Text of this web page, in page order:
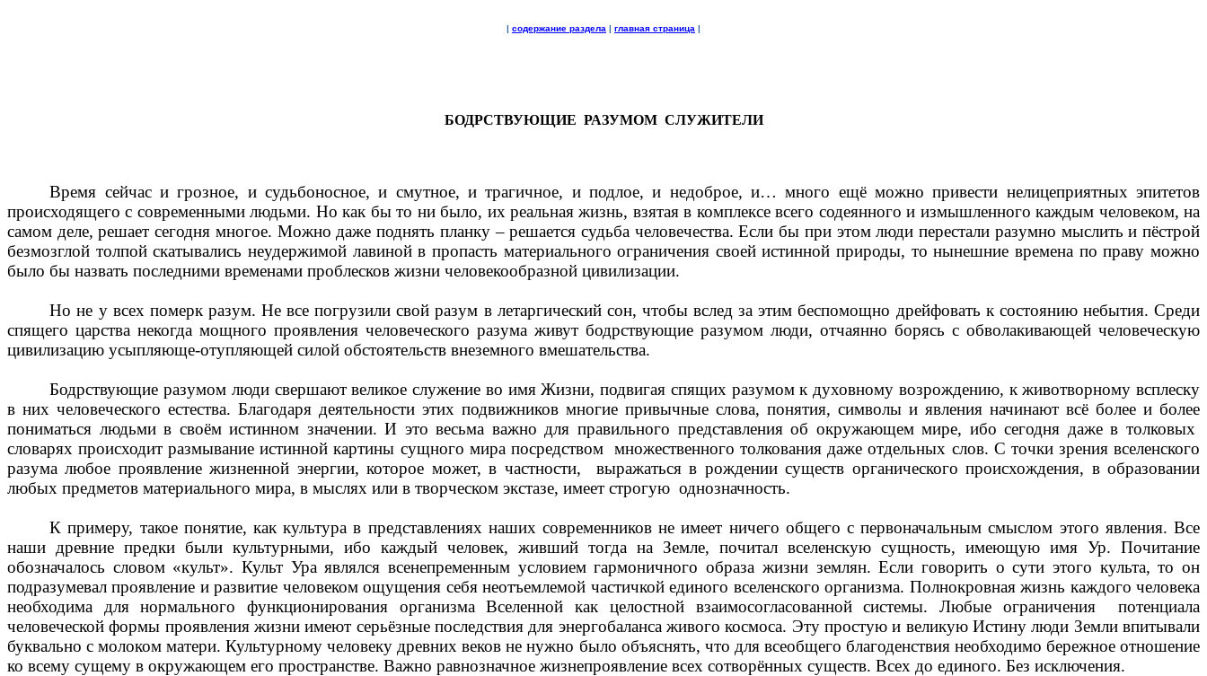
| содержание раздела | главная страница |
БОДРСТВУЮЩИЕ РАЗУМОМ СЛУЖИТЕЛИ
Время сейчас и грозное, и судьбоносное, и смутное, и трагичное, и подлое, и недоброе, и… много ещё можно привести нелицеприятных эпитетов
происходящего с современными людьми. Но как бы то ни было, их реальная жизнь, взятая в комплексе всего содеянного и измышленного каждым человеком, на
самом деле, решает сегодня многое. Можно даже поднять планку – решается судьба человечества. Если бы при этом люди перестали разумно мыслить и пёстрой
безмозглой толпой скатывались неудержимой лавиной в пропасть материального ограничения своей истинной природы, то нынешние времена по праву можно
было бы назвать последними временами проблесков жизни человекообразной цивилизации.
Но не у всех померк разум. Не все погрузили свой разум в летаргический сон, чтобы вслед за этим беспомощно дрейфовать к состоянию небытия. Среди
спящего царства некогда мощного проявления человеческого разума живут бодрствующие разумом люди, отчаянно борясь с обволакивающей человеческую
цивилизацию усыпляюще-отупляющей силой обстоятельств внеземного вмешательства.
Бодрствующие разумом люди свершают великое служение во имя Жизни, подвигая спящих разумом к духовному возрождению, к животворному всплеску
в них человеческого естества. Благодаря деятельности этих подвижников многие привычные слова, понятия, символы и явления начинают всё более и более
пониматься людьми в своём истинном значении. И это весьма важно для правильного представления об окружающем мире, ибо сегодня даже в толковых
словарях происходит размывание истинной картины сущного мира посредством множественного толкования даже отдельных слов. С точки зрения вселенского
разума любое проявление жизненной энергии, которое может, в частности,
выражаться в рождении существ органического происхождения, в образовании
любых предметов материального мира, в мыслях или в творческом экстазе, имеет строгую однозначность.
К примеру, такое понятие, как культура в представлениях наших современников не имеет ничего общего с первоначальным смыслом этого явления. Все
наши древние предки были культурными, ибо каждый человек, живший тогда на Земле, почитал вселенскую сущность, имеющую имя Ур. Почитание
обозначалось словом «культ». Культ Ура являлся всенепременным условием гармоничного образа жизни землян. Если говорить о сути этого культа, то он
подразумевал проявление и развитие человеком ощущения себя неотъемлемой частичкой единого вселенского организма. Полнокровная жизнь каждого человека
необходима для нормального функционирования организма Вселенной как целостной взаимосогласованной системы. Любые ограничения
потенциала
человеческой формы проявления жизни имеют серьёзные последствия для энергобаланса живого космоса. Эту простую и великую Истину люди Земли впитывали
буквально с молоком матери. Культурному человеку древних веков не нужно было объяснять, что для всеобщего благоденствия необходимо бережное отношение
ко всему сущему в окружающем его пространстве. Важно равнозначное жизнепроявление всех сотворённых существ. Всех до единого. Без исключения.